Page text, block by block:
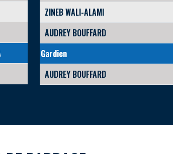
ZINEB WALI-ALAMI
AUDREY BOUFFARD
Gardien
AUDREY BOUFFARD